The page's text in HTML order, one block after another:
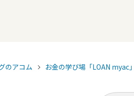
のアコム お金の学び場「LOAN myac」